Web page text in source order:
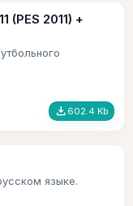
(PES 2011) +
file_download 602.4 Kb
языке.